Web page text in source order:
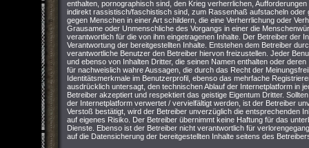
enthalten, pornographisch sind, den Krieg verherrlichen,
indirekt rassistisch/faschistisch sind, zum Rassenhaß aufstacheln
gegen Menschen in einer Art schildern, die eine Verherrlichung oder
Grausame oder Unmenschliche des Vorgangs in einer die
verantwortlich für die von ihm eingetragenen Inhalte. Der Betreiber der
Verantwortung der bereitgestellten Inhalte. Entstehen dem Betreiber
verantwortliche Benutzer den Betreiber hiervon freizustellen. Jeder
und ebenso von Inhalten Dritter, die seinen Namen enthalten oder
für nachweislich wahre Aussagen, die durch das Recht der
Identitätsmerkmale im Benutzerprofil, ebenso das mehrfache
ausdrücklich untersagt, den technischen Ablauf der Internetplatform in
Betreiber akzeptiert und respektiert das geistige Eigentum Dritter.
der Internetplatform verwertet / vervielfältigt werden, ist der Betreiber
Verstoß bestätigt, wird der Betreiber unverzüglich die entsprechenden
auf eigenes Risiko. Der Betreiber übernimmt keine Haftung für das
Dienste. Ebenso ist der Betreiber nicht verantwortlich für
auf die Datensicherung der bereitgestellten Inhalte seitens des